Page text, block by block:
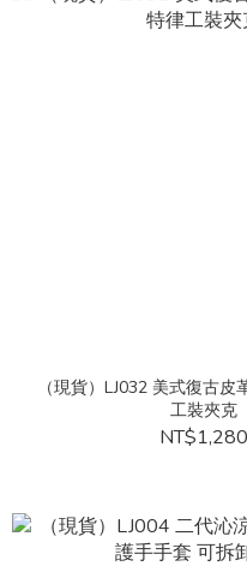
（現貨）LJ032 美式復古
工裝夾克
NT$1,280